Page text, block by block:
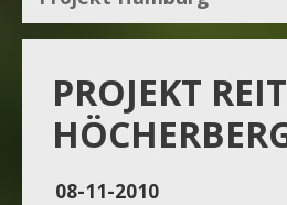
Projekt Dassel
16-11-2023
PROJEKT
08-11-2010